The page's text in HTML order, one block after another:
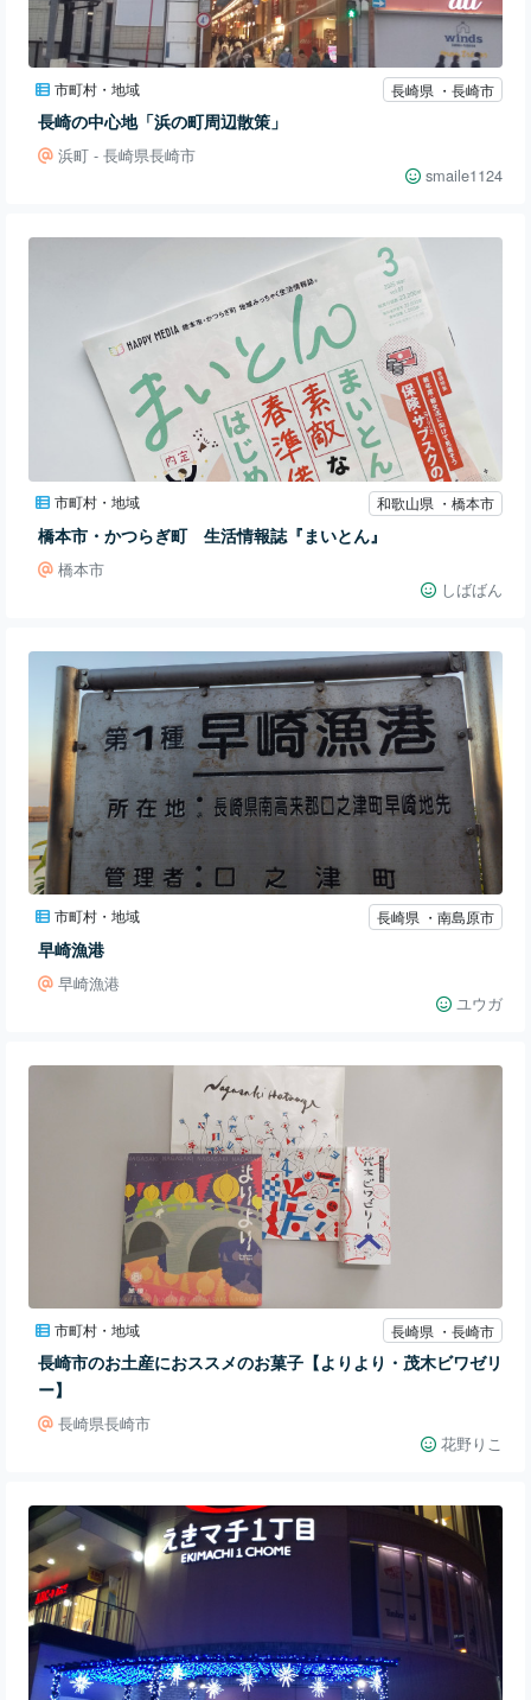
市町村・地域 長崎県 ・長崎市
長崎の中心地「浜の町周辺散策」
浜町 - 長崎県長崎市
smaile1124
市町村・地域 和歌山県 ・橋本市
橋本市・かつらぎ町 生活情報誌『まいとん』
橋本市
しばばん
市町村・地域 長崎県 ・南島原市
早崎漁港
早崎漁港
ユウガ
市町村・地域 長崎県 ・長崎市
長崎市のお土産におススメのお菓子【よりより・茂木ビワゼリ
ー】
長崎県長崎市
花野りこ